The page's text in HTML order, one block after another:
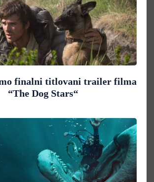
finalni titlovani trailer filma
“The Dog Stars“